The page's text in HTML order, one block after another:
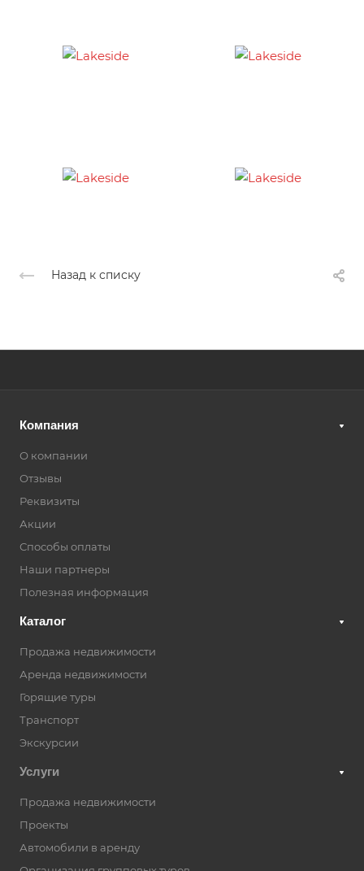
Назад к списку
Компания
О компании
Отзывы
Реквизиты
Акции
Способы оплаты
Наши партнеры
Полезная информация
Каталог
Продажа недвижимости
Аренда недвижимости
Горящие туры
Транспорт
Экскурсии
Услуги
Продажа недвижимости
Проекты
Автомобили в аренду